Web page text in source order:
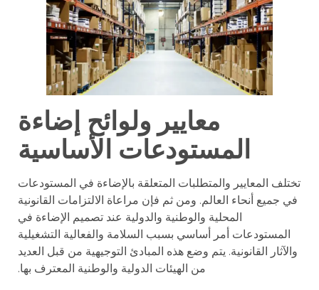
معايير ولوائح إضاءة
المستودعات الأساسية
تختلف المعايير والمتطلبات المتعلقة بالإضاءة في المستودعات
في جميع أنحاء العالم. ومن ثم فإن مراعاة الالتزامات القانونية
المحلية والوطنية والدولية عند تصميم الإضاءة في
المستودعات أمر أساسي بسبب السلامة والفعالية التشغيلية
والآثار القانونية. يتم وضع هذه المبادئ التوجيهية من قبل العديد
من الهيئات الدولية والوطنية المعترف بها.